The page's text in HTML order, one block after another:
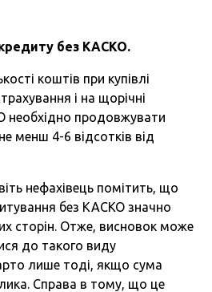
без КАСКО.
коштів при купівлі
і на щорічні
продовжувати
менш 4-6 відсотків від
нефахівець помітить, що
без КАСКО значно
сторін. Отже, висновок може
до такого виду
лише тоді, якщо сума
Справа в тому, що це